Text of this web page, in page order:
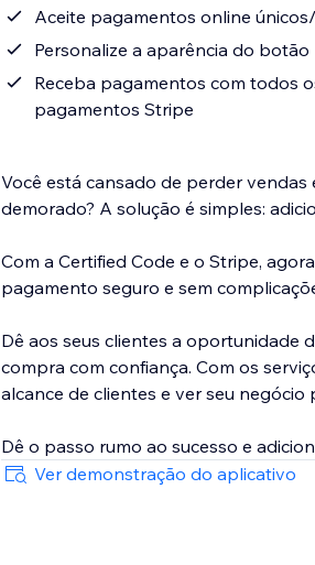
Aceite pagamentos online
Personalize a aparência do
Receba pagamentos com todos
pagamentos Stripe
Você está cansado de perder
demorado? A solução é simples:
Com a Certified Code e o Stripe,
pagamento seguro e sem
Dê aos seus clientes a oportunidade
compra com confiança. Com os
alcance de clientes e ver seu negócio
Dê o passo rumo ao sucesso e
Ver demonstração do aplicativo